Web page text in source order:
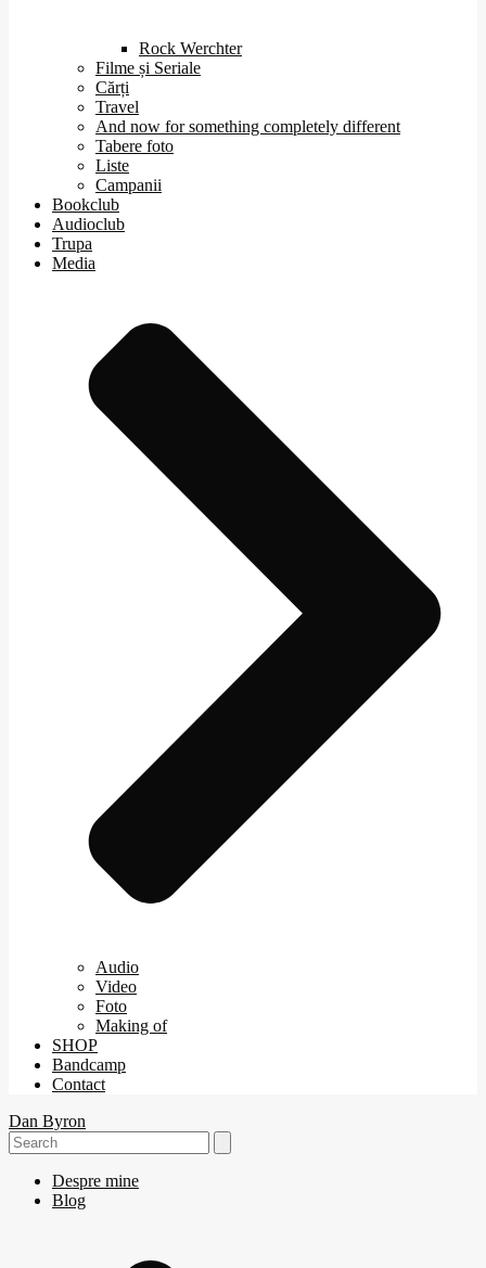
Rock Werchter
Filme și Seriale
Cărți
Travel
And now for something completely different
Tabere foto
Liste
Campanii
Bookclub
Audioclub
Trupa
Media
Audio
Video
Foto
Making of
SHOP
Bandcamp
Contact
Dan Byron
Search
for:
Despre mine
Blog